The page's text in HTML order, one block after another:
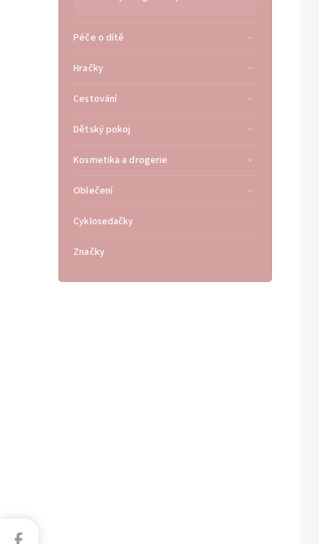
Péče o dítě
Hračky
Cestování
Dětský pokoj
Kosmetika a drogerie
Oblečení
Cyklosedačky
Značky